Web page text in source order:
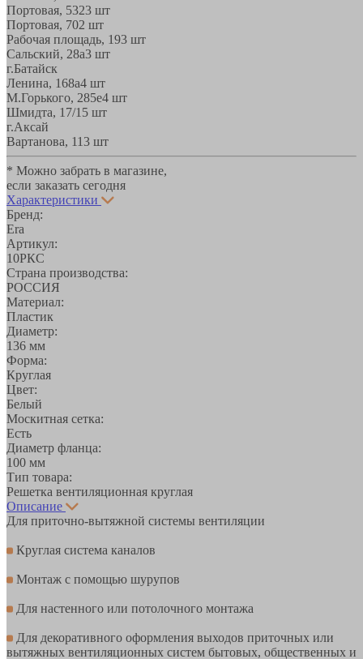
Портовая, 5323 шт
Портовая, 702 шт
Рабочая площадь, 193 шт
Сальский, 28a3 шт
г.Батайск
Ленина, 168а4 шт
М.Горького, 285е4 шт
Шмидта, 17/1 5 шт
г.Аксай
Вартанова, 113 шт
* Можно забрать в магазине,
если заказать сегодня
Характеристики
Бренд:
Era
Артикул:
10РКС
Страна производства:
РОССИЯ
Материал:
Пластик
Диаметр:
136 мм
Форма:
Круглая
Цвет:
Белый
Москитная сетка:
Есть
Диаметр фланца:
100 мм
Тип товара:
Решетка вентиляционная круглая
Описание
Для приточно-вытяжной системы вентиляции
Круглая система каналов
Монтаж с помощью шурупов
Для настенного или потолочного монтажа
Для декоративного оформления выходов приточных или
вытяжных вентиляционных систем бытовых, общественных и